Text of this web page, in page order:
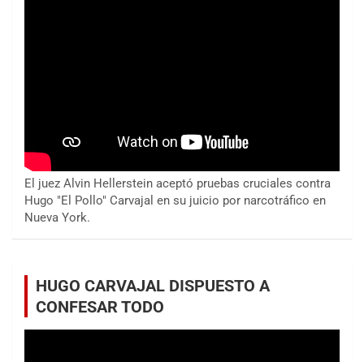
El juez Alvin Hellerstein aceptó pruebas cruciales contra
Hugo "El Pollo" Carvajal en su juicio por narcotráfico en
Nueva York.
HUGO CARVAJAL DISPUESTO A
CONFESAR TODO